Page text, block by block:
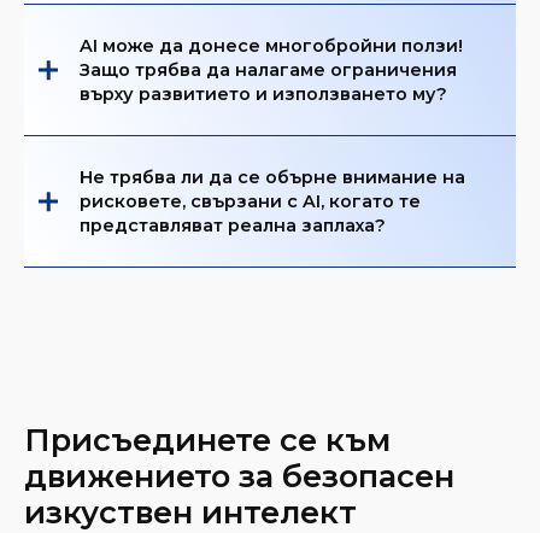
AI може да донесе многобройни ползи!
Защо трябва да налагаме ограничения
върху развитието и използването му?
Не трябва ли да се обърне внимание на
рисковете, свързани с AI, когато те
представляват реална заплаха?
Присъединете се към
движението за безопасен
изкуствен интелект